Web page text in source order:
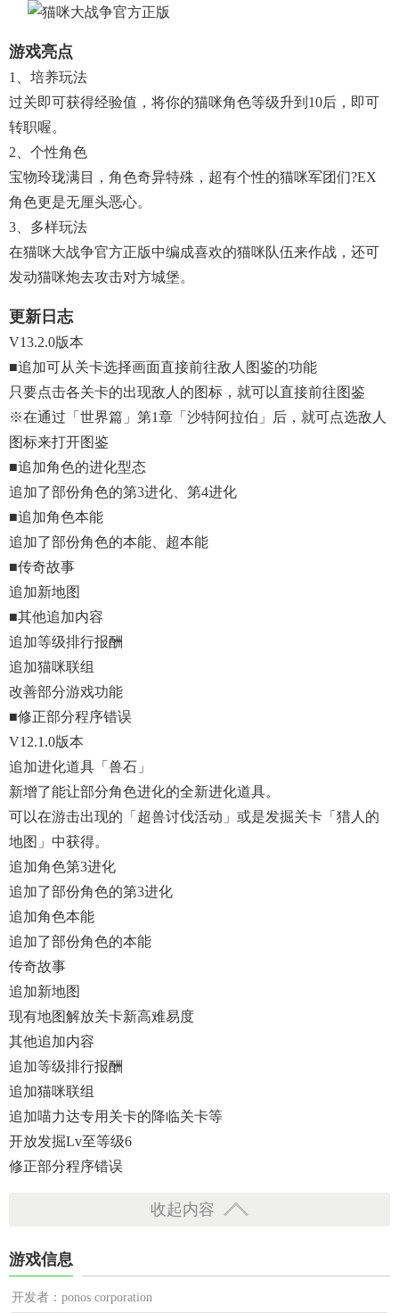
游戏亮点
1、培养玩法
过关即可获得经验值，将你的猫咪角色等级升到10后，即可
转职喔。
2、个性角色
宝物玲珑满目，角色奇异特殊，超有个性的猫咪军团们?EX
角色更是无厘头恶心。
3、多样玩法
在猫咪大战争官方正版中编成喜欢的猫咪队伍来作战，还可
发动猫咪炮去攻击对方城堡。
更新日志
V13.2.0版本
■追加可从关卡选择画面直接前往敌人图鉴的功能
只要点击各关卡的出现敌人的图标，就可以直接前往图鉴
※在通过「世界篇」第1章「沙特阿拉伯」后，就可点选敌人
图标来打开图鉴
■追加角色的进化型态
追加了部份角色的第3进化、第4进化
■追加角色本能
追加了部份角色的本能、超本能
■传奇故事
追加新地图
■其他追加内容
追加等级排行报酬
追加猫咪联组
改善部分游戏功能
■修正部分程序错误
V12.1.0版本
追加进化道具「兽石」
新增了能让部分角色进化的全新进化道具。
可以在游击出现的「超兽讨伐活动」或是发掘关卡「猎人的
地图」中获得。
追加角色第3进化
追加了部份角色的第3进化
追加角色本能
追加了部份角色的本能
传奇故事
追加新地图
现有地图解放关卡新高难易度
其他追加内容
追加等级排行报酬
追加猫咪联组
追加喵力达专用关卡的降临关卡等
开放发掘Lv至等级6
修正部分程序错误
收起内容
游戏信息
开发者：ponos corporation